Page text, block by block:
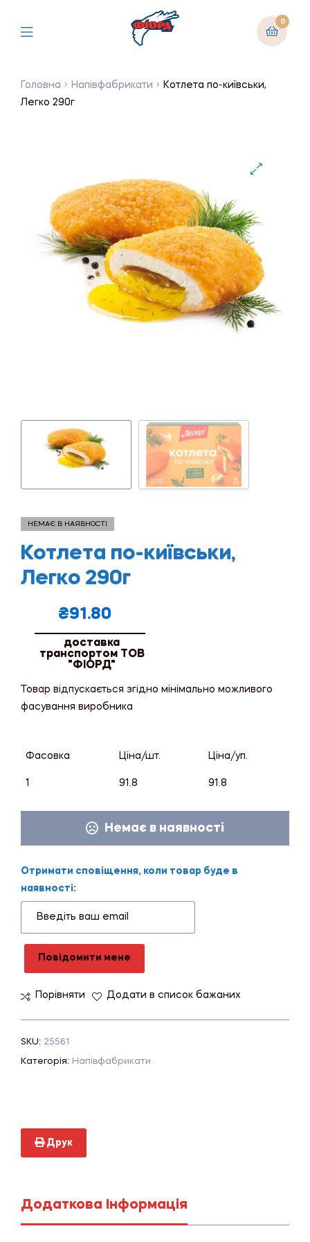
0
Головна Напівфабрикати
Котлета по-київськи,
Легко 290г
НЕМАЄ В НАЯВНОСТІ
Котлета по-київськи,
Легко 290г
₴91.80
доставка
транспортом ТОВ
"ФІОРД"
Товар відпускається згідно мінімально можливого
фасування виробника
Фасовка Ціна/шт. Ціна/уп.
1 91.8 91.8
Немає в наявності
Отримати сповіщення, коли товар буде в
наявності:
Повідомити мене
Порівняти Додати в список бажаних
SKU: 25561
Категорія: Напівфабрикати
Друк
Додаткова Інформація